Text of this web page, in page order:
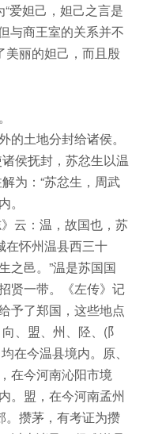
爱妲己，妲己之言是
与商王室的关系并不
美丽的妲己，而且殷
土地分封给诸侯。
侯抚封，苏忿生以温
为：“苏忿生，周武
云：温，故国也，苏
在怀州温县西三十
之邑。”温是苏国国
贤一带。《左传》记
予了郑国，这些地点
、盟、州、陉、(阝
在今温县境内。原、
在今河南沁阳市境
。盟，在今河南孟州
。攒茅，有考证为攒